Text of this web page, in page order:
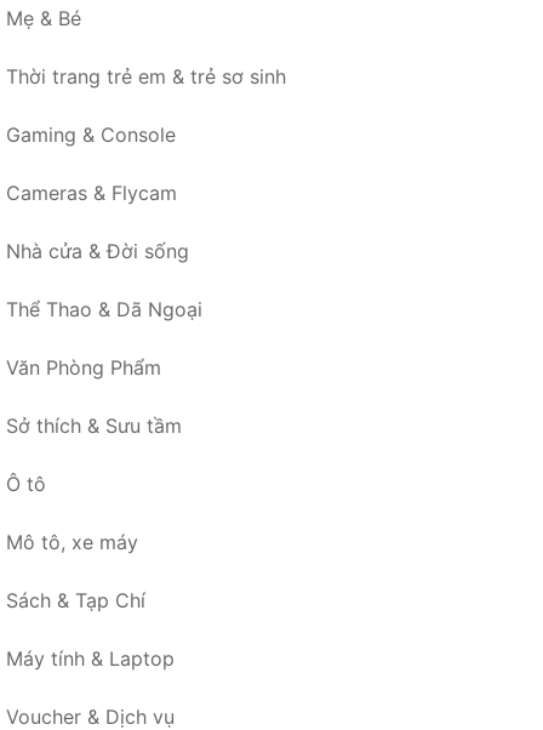
Mẹ & Bé
Thời trang trẻ em & trẻ sơ sinh
Gaming & Console
Cameras & Flycam
Nhà cửa & Đời sống
Thể Thao & Dã Ngoại
Văn Phòng Phẩm
Sở thích & Sưu tầm
Ô tô
Mô tô, xe máy
Sách & Tạp Chí
Máy tính & Laptop
Voucher & Dịch vụ